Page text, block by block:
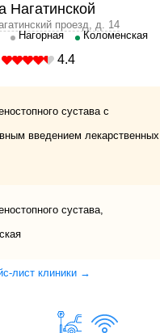
Нагатинской
проезд, д. 14
Нагорная Коломенская
4.4
сустава с
введением лекарственных
сустава,
лист клиники →